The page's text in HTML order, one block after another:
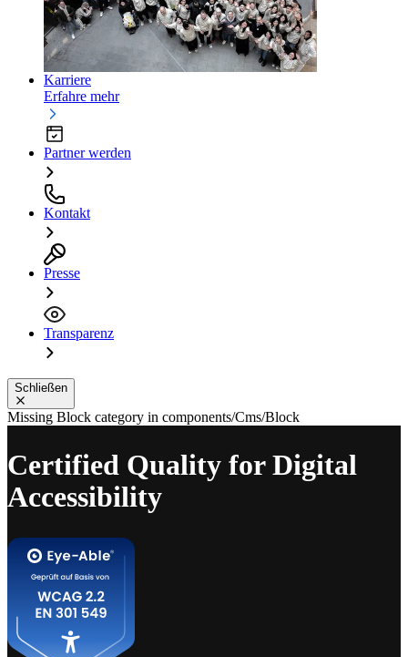
Karriere
Erfahre mehr
Partner werden
Kontakt
Presse
Transparenz
Schließen
Missing Block category in components/Cms/Block
Certified Quality for Digital
Accessibility